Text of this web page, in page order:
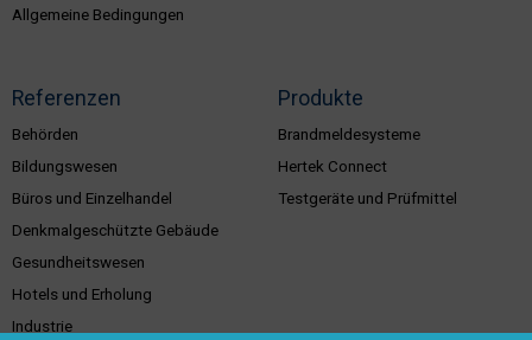
Allgemeine Bedingungen
Referenzen
Behörden
Bildungswesen
Büros und Einzelhandel
Denkmalgeschützte Gebäude
Gesundheitswesen
Hotels und Erholung
Industrie
Produkte
Brandmeldesysteme
Hertek Connect
Testgeräte und Prüfmittel